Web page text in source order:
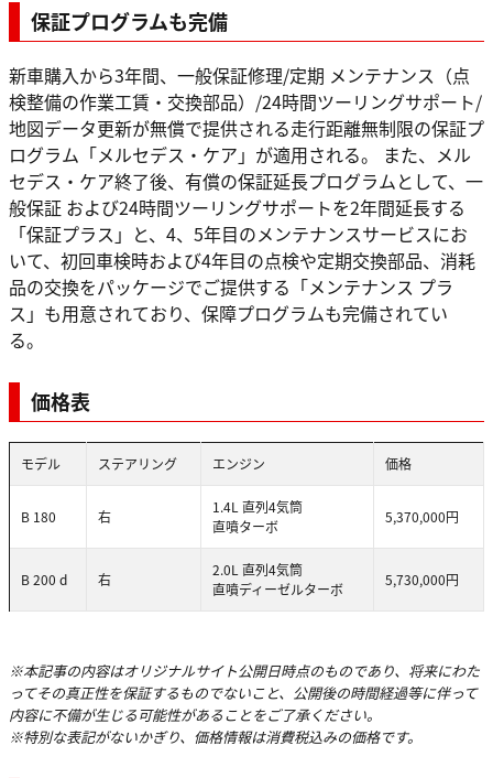
保証プログラムも完備
新車購入から3年間、一般保証修理/定期 メンテナンス（点
検整備の作業工賃・交換部品）/24時間ツーリングサポート/
地図データ更新が無償で提供される走行距離無制限の保証プ
ログラム「メルセデス・ケア」が適用される。 また、メル
セデス・ケア終了後、有償の保証延長プログラムとして、一
般保証 および24時間ツーリングサポートを2年間延長する
「保証プラス」と、4、5年目のメンテナンスサービスにお
いて、初回車検時および4年目の点検や定期交換部品、消耗
品の交換をパッケージでご提供する「メンテナンス プラ
ス」も用意されており、保障プログラムも完備されてい
る。
価格表
モデル ステアリング エンジン 価格
B 180 右
1.4L 直列4気筒
直噴ターボ
5,370,000円
B 200 d 右
2.0L 直列4気筒
直噴ディーゼルターボ
5,730,000円
※本記事の内容はオリジナルサイト公開日時点のものであり、将来にわた
ってその真正性を保証するものでないこと、公開後の時間経過等に伴って
内容に不備が生じる可能性があることをご了承ください。
※特別な表記がないかぎり、価格情報は消費税込みの価格です。